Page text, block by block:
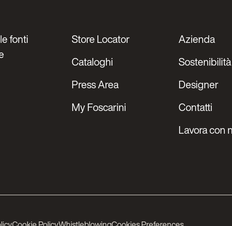
fonti
Store Locator
Cataloghi
Press Area
My Foscarini
Azienda
Sostenibilità
Designer
Contatti
Lavora con